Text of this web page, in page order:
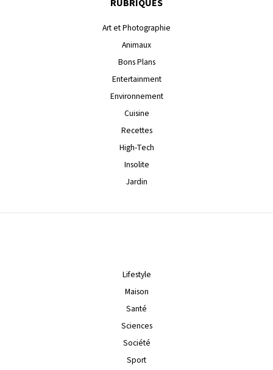
RUBRIQUES
Art et Photographie
Animaux
Bons Plans
Entertainment
Environnement
Cuisine
Recettes
High-Tech
Insolite
Jardin
Lifestyle
Maison
Santé
Sciences
Société
Sport